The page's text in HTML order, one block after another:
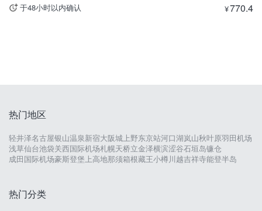
于48小时以内确认 ¥770.4
热门地区
轻井泽名古屋银山温泉新宿大阪城 上野东京站河口湖岚山秋叶原羽田机场
浅草仙台池袋关西国际机场札幌天桥立金泽横滨涩谷石垣岛镰仓
成田国际机场豪斯登堡 上高地那须箱根藏王小樽川越吉祥寺能登半岛
热门分类